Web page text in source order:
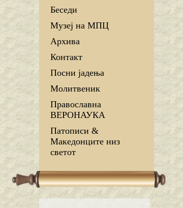
Беседи
Музеј на МПЦ
Архива
Контакт
Посни јадења
Молитвеник
Православна
ВЕРОНАУКА
Патописи &
Македонците низ
светот